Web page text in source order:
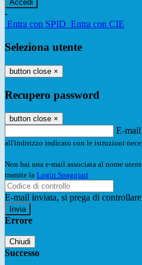
-
Entra con SPID Entra con CIE
Seleziona utente
button close ×
Recupero password
button close ×
E-mail
all'indirizzo indicato con le istruzioni
Non hai una e-mail associata al nome
tramite la Login Spaggiari
E-mail inviata, si prega di
Errore
Chiudi
Successo